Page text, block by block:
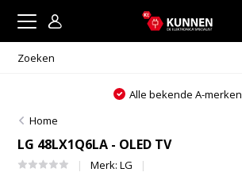
Alle bekende A-merken
Home
LG 48LX1Q6LA - OLED TV
Merk:LG